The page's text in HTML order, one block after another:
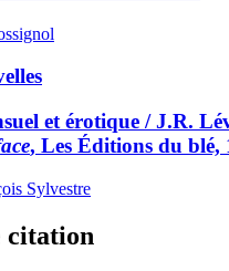
et érotique / J.R.
, Les Éditions du blé,
Sylvestre
citation